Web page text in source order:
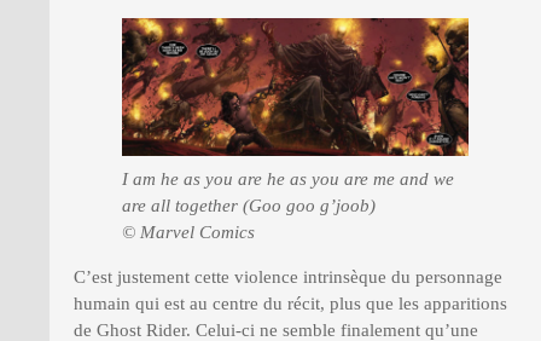
I am he as you are he as you are me and we
are all together (Goo goo g’joob)
© Marvel Comics
C’est justement cette violence intrinsèque du personnage
humain qui est au centre du récit, plus que les apparitions
de Ghost Rider. Celui-ci ne semble finalement qu’une